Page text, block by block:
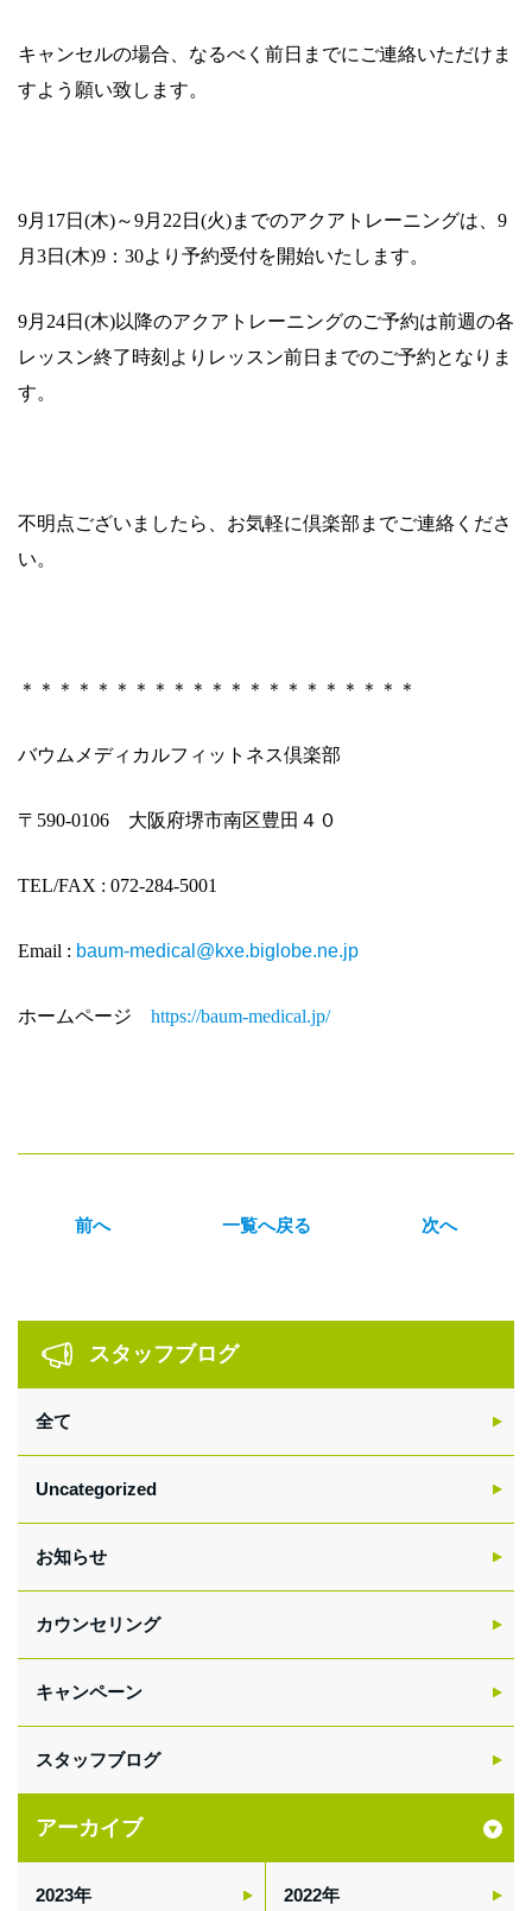
キャンセルの場合、なるべく前日までにご連絡いただけま
すよう願い致します。
9月 17日 (木)～9月22日(火)までのアクアトレーニングは、 9
月 3日 (木)9 ： 30より予約受付を開始いたします。
9月 24日 (木)以降のアクアトレーニングのご予約は前週の各
レッスン終了時刻よりレッスン前日までのご予約となりま
す。
不明点ございましたら、お気軽に倶楽部までご連絡くださ
い。
＊＊＊＊＊＊＊＊＊＊＊＊＊＊＊＊＊＊＊＊＊
バウムメディカルフィットネス倶楽部
〒 590-0106 大阪府堺市南区豊田４０
TEL/FAX : 072-284-5001
Email : baum-medical@kxe.biglobe.ne.jp
ホームページ https://baum-medical.jp/
前へ 一覧へ戻る 次へ
sidebarスタッフブログ
全て
Uncategorized
お知らせ
カウンセリング
キャンペーン
スタッフブログ
アーカイブ
2023 2022